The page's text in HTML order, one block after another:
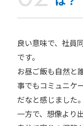
良い意味で、社員
です。
お昼ご飯も自然と
事でもコミュニケ
だなと感じました。
一方で、想像より